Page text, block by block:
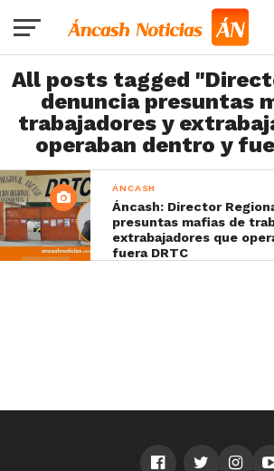
All posts tagged
denuncia presuntas
trabajadores y
operaban dentro y
ÁNCASH
Áncash: Director
presuntas mafias de
extrabajadores que
fuera DRTC